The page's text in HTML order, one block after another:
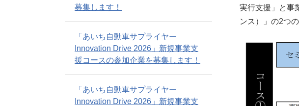
実行支援」と事
ンス）」の2つ
募集します！
「あいち自動車サプライヤー
Innovation Drive 2026」新規事業支
援コースの参加企業を募集します！
「あいち自動車サプライヤー
Innovation Drive 2026」新規事業支